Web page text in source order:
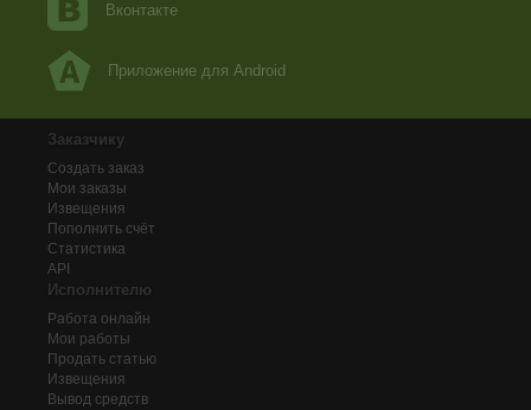
Вконтакте
Приложение для Android
Заказчику
Создать заказ
Мои заказы
Извещения
Пополнить счёт
Статистика
API
Исполнителю
Работа онлайн
Мои работы
Продать статью
Извещения
Вывод средств